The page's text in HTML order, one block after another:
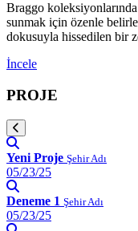
Braggo koleksiyonlarında
sunmak için özenle
dokusuyla hissedilen bir
İncele
PROJE
Yeni Proje Şehir Adı
05/23/25
Deneme 1 Şehir Adı
05/23/25